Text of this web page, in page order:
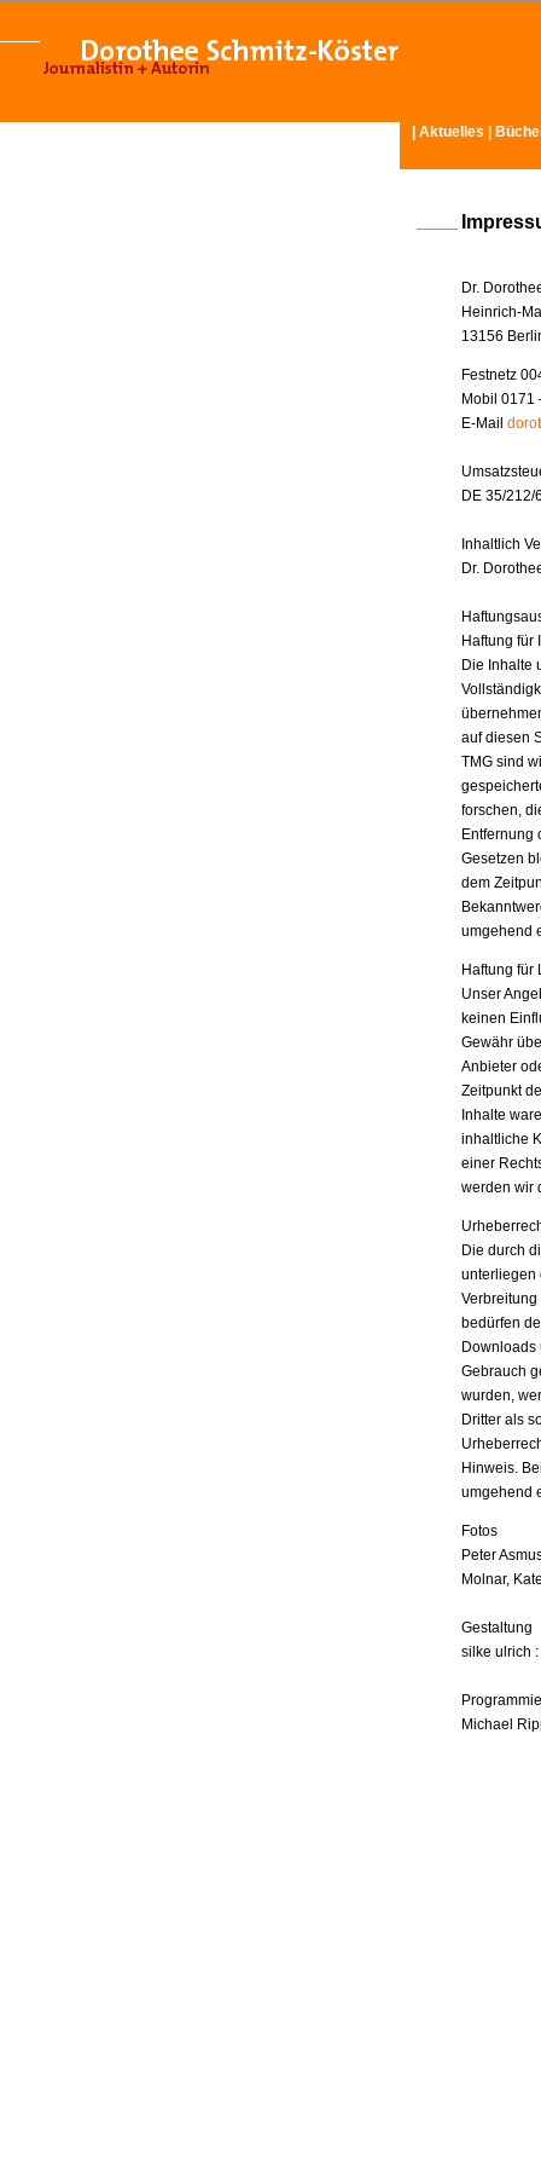
Aktuelles
Dr.
Heinrich-
13156
Festnetz
Mobil 0171
E-Mail
DE 35/212/
Inhaltlich
Dr.
Haftung für
Die Inhalte
auf diesen
TMG sind
forschen,
Entfernung
Gesetzen
dem
umgehend
Haftung für
Unser
keinen
Gewähr
Anbieter
Zeitpunkt
Inhalte
inhaltliche
einer
werden wir
Die durch
unterliegen
bedürfen
Downloads
Gebrauch
wurden,
Dritter als
Hinweis.
umgehend
Fotos
Peter
Molnar,
Gestaltung
silke ulrich
Michael